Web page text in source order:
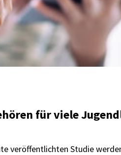
für viele
veröffentlichten Studie